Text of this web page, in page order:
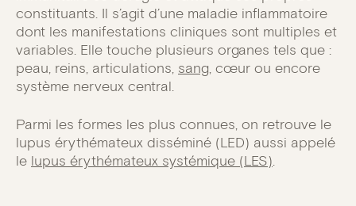
constituants. Il s’agit d’une maladie inflammatoire
dont les manifestations cliniques sont multiples et
variables. Elle touche plusieurs organes tels que :
peau, reins, articulations, sang, cœur ou encore
système nerveux central.
Parmi les formes les plus connues, on retrouve le
lupus érythémateux disséminé (LED) aussi appelé
le lupus érythémateux systémique (LES).